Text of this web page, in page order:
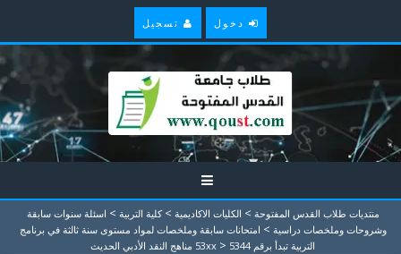
دخول تسجيل
منتديات طلاب القدس المفتوحة > الكليات الاكاديمية > كلية التربية > اسئلة سنوات سابقة
وشروحات وملخصات دراسية > امتحانات سابقة وملخصات لمواد مستوى سنة ثالثة في برنامج
التربية تبدأ برقم 53xx
> 5344 مناهج النقد الأدبي الحديث